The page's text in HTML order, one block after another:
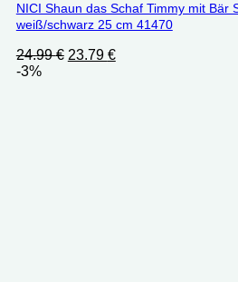
NICI Shaun das Schaf Timmy mit Bär
weiß/schwarz 25 cm 41470
24.99€ Ursprünglicher
23.79 €Aktueller
-3%